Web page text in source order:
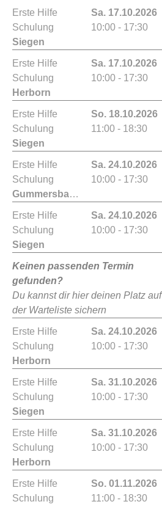
Erste Hilfe
Schulung
Siegen
Sa. 17.10.2026
10:00 - 17:30
Erste Hilfe
Schulung
Herborn
Sa. 17.10.2026
10:00 - 17:30
Erste Hilfe
Schulung
Siegen
So. 18.10.2026
11:00 - 18:30
Erste Hilfe
Schulung
Gummersbach
Sa. 24.10.2026
10:00 - 17:30
Erste Hilfe
Schulung
Siegen
Sa. 24.10.2026
10:00 - 17:30
Keinen passenden Termin
gefunden?
Du kannst dir hier deinen Platz auf
der Warteliste sichern
Erste Hilfe
Schulung
Herborn
Sa. 24.10.2026
10:00 - 17:30
Erste Hilfe
Schulung
Siegen
Sa. 31.10.2026
10:00 - 17:30
Erste Hilfe
Schulung
Herborn
Sa. 31.10.2026
10:00 - 17:30
Erste Hilfe
Schulung
So. 01.11.2026
11:00 - 18:30